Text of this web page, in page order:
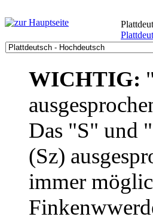
WICHTIG:
Das "S" und
(Sz)
immer